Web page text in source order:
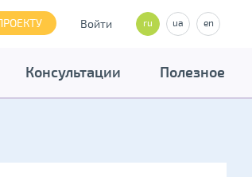
Войти ru ua en
Консультации Полезное